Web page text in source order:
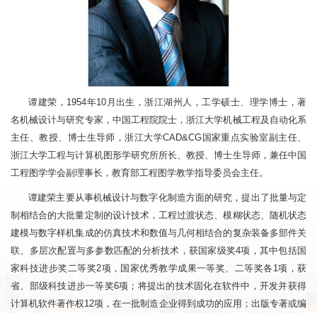
谭建荣，1954年10月出生，浙江湖州人，工学硕士、理学博士，著
名机械设计与研究专家，中国工程院院士，浙江大学机械工程及自动化系
主任、教授、博士生导师，浙江大学CAD&CG国家重点实验室副主任、
浙江大学工程与计算机图形学研究所所长、教授、博士生导师，兼任中国
工程图学学会副理事长，教育部工程图学教学指导委员会主任。
谭建荣主要从事机械设计与数字化制造方面的研究，提出了批量与定
制相结合的大批量定制的设计技术，工程过渡状态、模糊状态、随机状态
建模与数字样机集成的仿真技术和数值与几何相结合的复杂装备多部件关
联、多层次配置与多参数匹配的分析技术，获国家级奖4项，其中包括国
家科技进步奖二等奖2项，国家优秀教学成果一等奖、二等奖各1项，获
省、部级科技进步一等奖6项；将提出的技术固化在软件中，开发并获得
计算机软件著作权12项，在一批制造企业得到成功的应用；出版专著或编